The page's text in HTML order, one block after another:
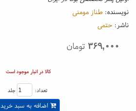
نویسنده: طناز مومنی
ناشر: حتمی
۳۶۹,۰۰۰ تومان
کالا در انبار موجود است
تعداد: جلد
اضافه به سبد خرید